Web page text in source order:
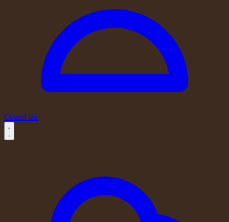
Contul tău